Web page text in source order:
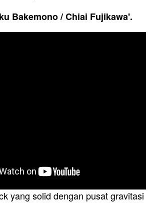
Bakemono / Chiai Fujikawa'.
yang solid dengan pusat gravitasi